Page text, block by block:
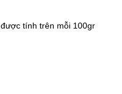
tính trên mỗi 100gr